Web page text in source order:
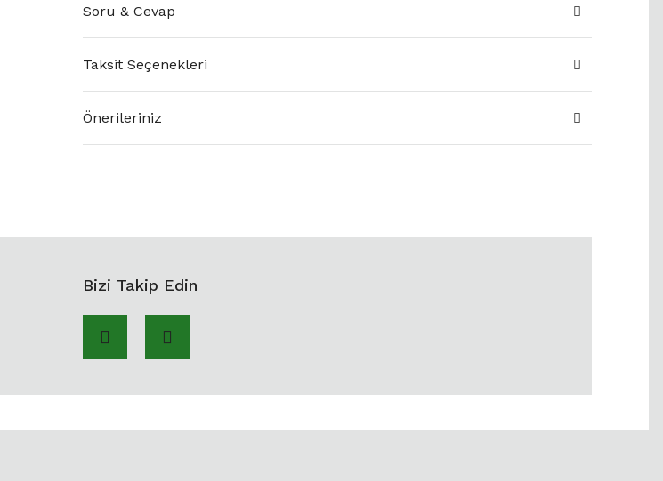
Soru & Cevap
Taksit Seçenekleri
Önerileriniz
Bizi Takip Edin